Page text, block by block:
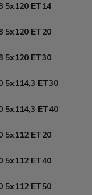
5x120 ET14
5x120 ET20
5x120 ET30
5x114,3 ET30
5x114,3 ET40
5x112 ET20
5x112 ET40
5x112 ET50